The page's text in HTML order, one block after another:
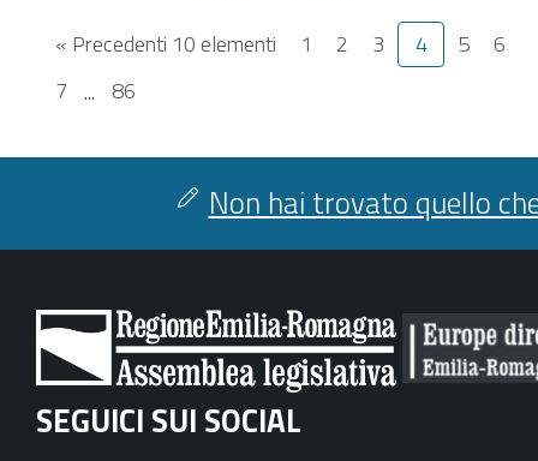
« Precedenti 10 elementi 1 2 3 4 5
6
7 ... 86
Non hai trovato quello
SEGUICI SUI SOCIAL